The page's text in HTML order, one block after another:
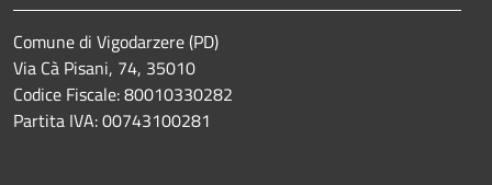
Comune di Vigodarzere (PD)
Via Cà Pisani, 74, 35010
Codice Fiscale: 80010330282
Partita IVA: 00743100281